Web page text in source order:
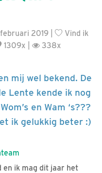
2019 |
Vind ik
1309x | 338x
mij wel bekend. De
Lente kende ik nog
en Wam ‘s???
ik gelukkig beter :)
en ik mag dit jaar het